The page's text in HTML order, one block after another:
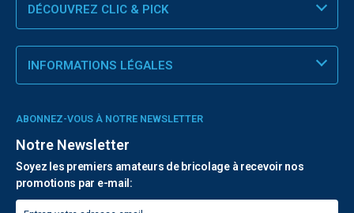
DÉCOUVREZ CLIC & PICK
INFORMATIONS LÉGALES
ABONNEZ-VOUS À NOTRE NEWSLETTER
Notre Newsletter
Soyez les premiers amateurs de bricolage à recevoir nos
promotions par e-mail: